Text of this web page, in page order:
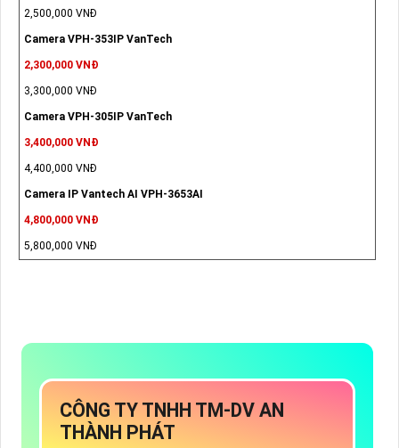
2,500,000 VNĐ
Camera VPH-353IP VanTech
2,300,000 VNĐ
3,300,000 VNĐ
Camera VPH-305IP VanTech
3,400,000 VNĐ
4,400,000 VNĐ
Camera IP Vantech AI VPH-3653AI
4,800,000 VNĐ
5,800,000 VNĐ
CÔNG TY TNHH TM-DV AN
THÀNH PHÁT